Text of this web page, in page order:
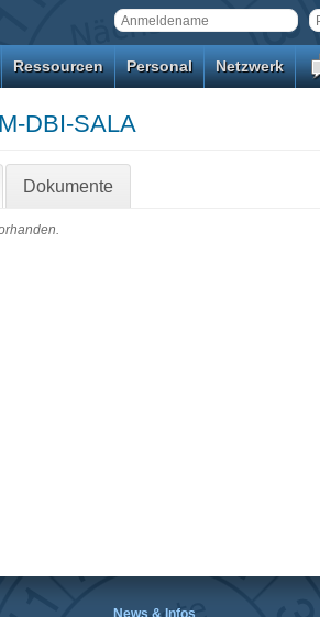
Ressourcen Personal Netzwerk
DBI-SALA
Dokumente
News & Infos